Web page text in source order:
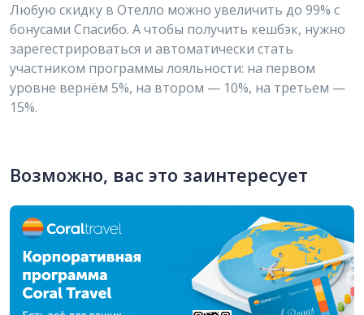
Любую скидку в Отелло можно увеличить до 99% с
бонусами Спасибо. А чтобы получить кешбэк, нужно
зарегестрироваться и автоматически стать
участником программы лояльности: на первом
уровне вернём 5%, на втором — 10%, на третьем —
15%.
Возможно, вас это заинтересует